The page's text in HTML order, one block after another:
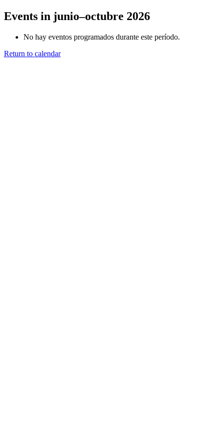
Events in junio–octubre 2026
No hay eventos programados durante este período.
Return to calendar